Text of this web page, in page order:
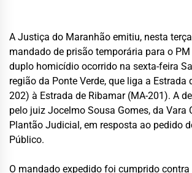
A Justiça do Maranhão emitiu, nesta
mandado de prisão temporária para o
duplo homicídio ocorrido na sexta-feira
região da Ponte Verde, que liga a Estrada
202) à Estrada de Ribamar (MA-201). A
pelo juiz Jocelmo Sousa Gomes, da Vara
Plantão Judicial, em resposta ao pedido
Público.
O mandado expedido foi cumprido